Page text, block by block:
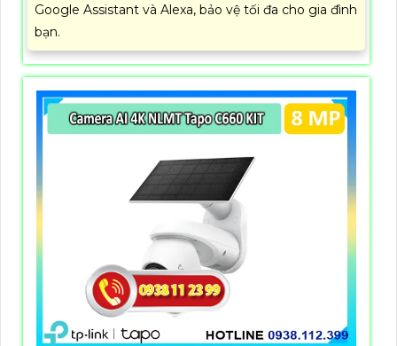
Google Assistant và Alexa, bảo vệ tối đa cho gia đình
bạn.